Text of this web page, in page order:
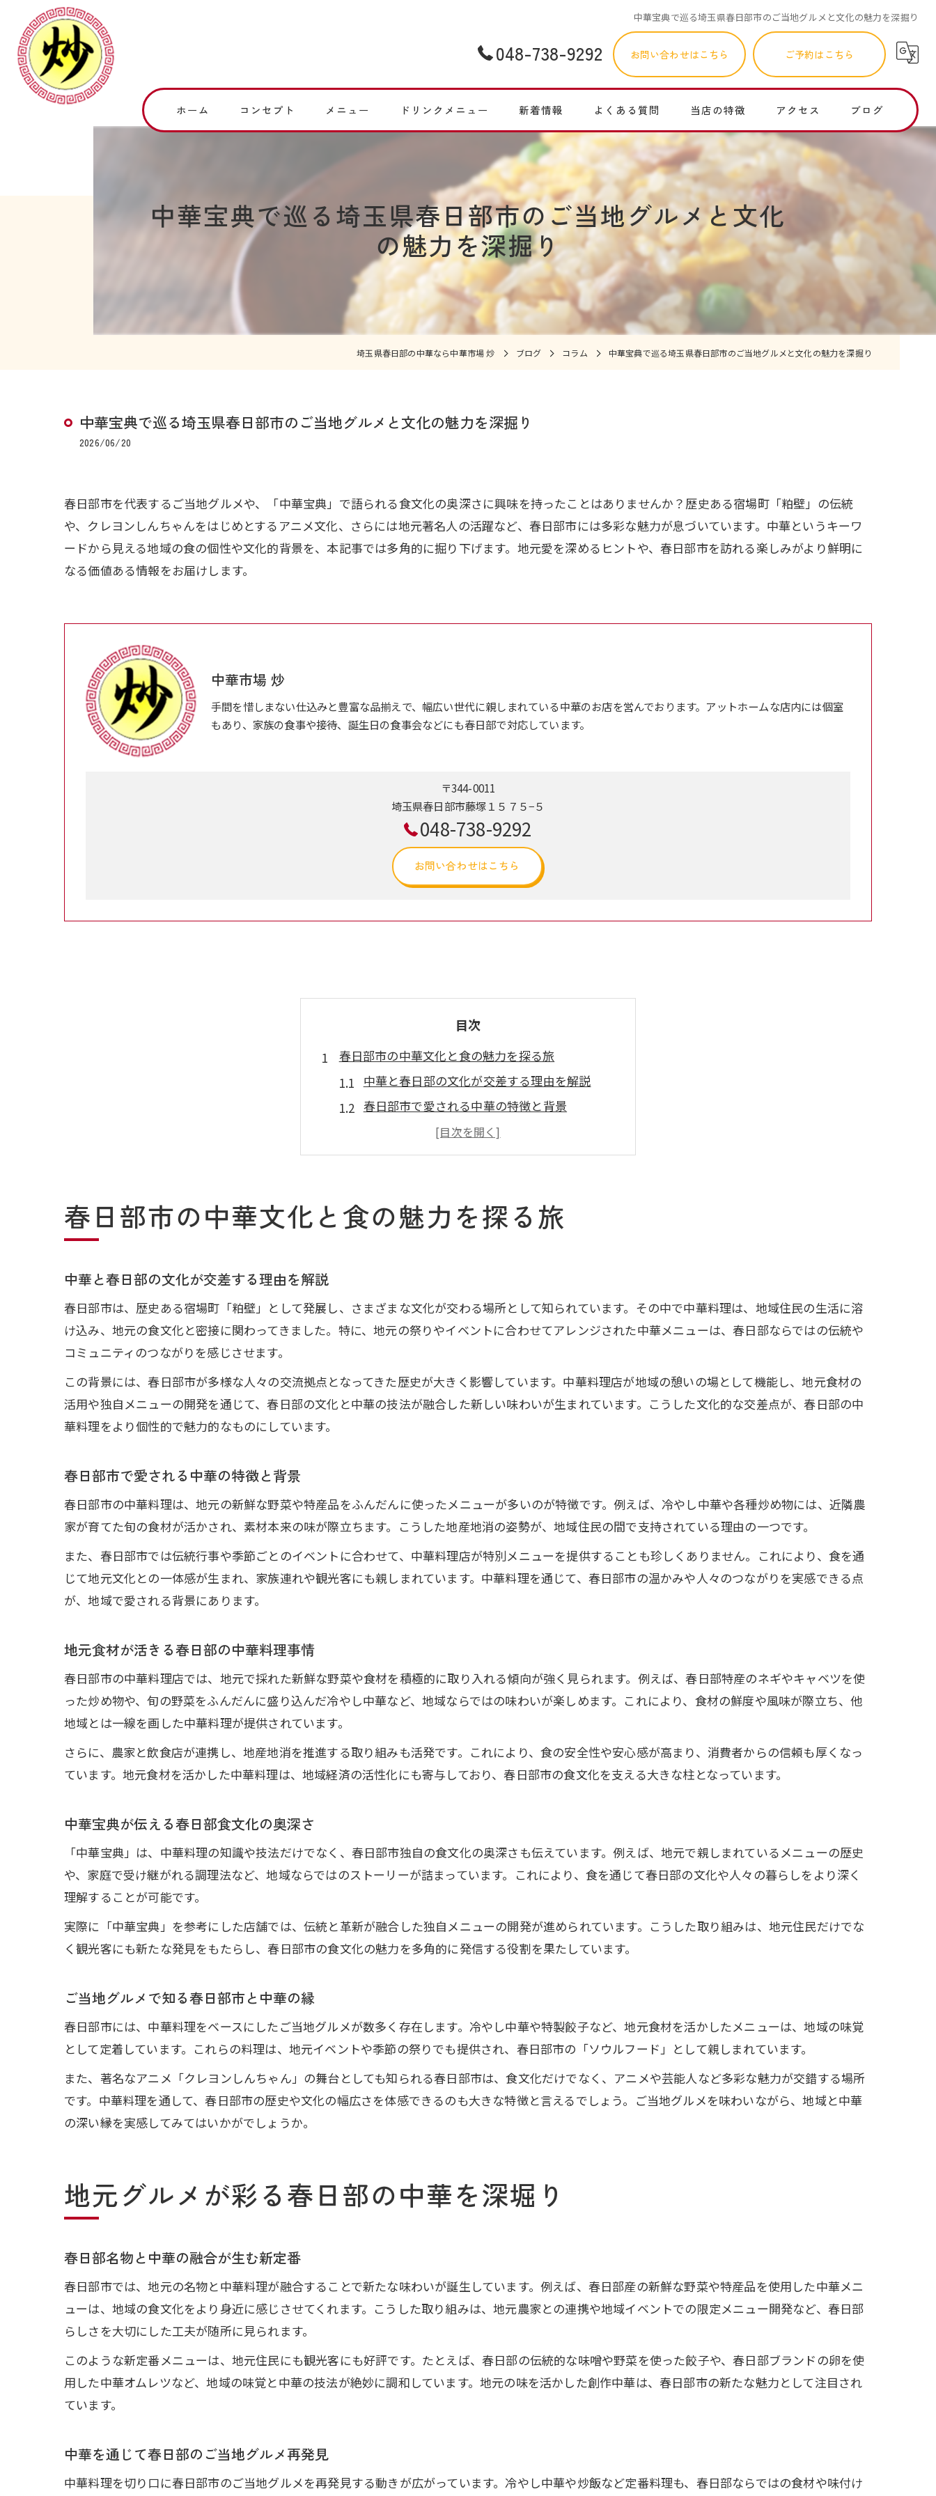
中華宝典で巡る埼玉県春日部市のご当地グルメと文化の魅力を深掘り
048-738-9292 お問い合わせはこちら ご予約はこちら
ホーム コンセプト メニュー ドリンクメニュー 新着情報 よくある質問 当店の特徴
町中華
ランチ
個人店
子連れ
レバニラ
アクセス ブログ
中華宝典で巡る埼玉県春日部市のご当地グルメと文化
の魅力を深掘り
埼玉県春日部の中華なら中華市場 炒 ブログ コラム 中華宝典で巡る埼玉県春日部市のご当地グルメと文化の魅力を深掘り
中華宝典で巡る埼玉県春日部市のご当地グルメと文化の魅力を深掘り
2026/06/20
春日部市を代表するご当地グルメや、「中華宝典」で語られる食文化の奥深さに興味を持ったことはありませんか？歴史ある宿場町「粕壁」の伝統
や、クレヨンしんちゃんをはじめとするアニメ文化、さらには地元著名人の活躍など、春日部市には多彩な魅力が息づいています。中華というキーワ
ードから見える地域の食の個性や文化的背景を、本記事では多角的に掘り下げます。地元愛を深めるヒントや、春日部市を訪れる楽しみがより鮮明に
なる価値ある情報をお届けします。
中華市場 炒
手間を惜しまない仕込みと豊富な品揃えで、幅広い世代に親しまれている中華のお店を営んでおります。アットホームな店内には個室
もあり、家族の食事や接待、誕生日の食事会などにも春日部で対応しています。
〒344-0011
埼玉県春日部市藤塚１５７５−５
048-738-9292
お問い合わせはこちら
目次
春日部市の中華文化と食の魅力を探る旅
中華と春日部の文化が交差する理由を解説
春日部市で愛される中華の特徴と背景
地元食材が活きる春日部の中華料理事情
中華宝典が伝える春日部食文化の奥深さ
地元グルメが彩る春日部の中華を深堀り
春日部名物と中華の融合が生む新定番
春日部の食材が中華に与える影響とは
中華で味わう春日部グルメランキング考察
粕壁の歴史が中華文化に与えた影響を検証
宿場町伝統と中華宝典の接点を探る
アニメや有名人から紐解く春日部市と中華の繋がり
中華料理とアニメ文化の意外な関係性
有名人と中華が彩る春日部の魅力に迫る
地元著名人も愛した春日部の中華文化
多様な春日部グルメに見る中華の進化
春日部の食文化が育む中華料理の工夫
中華宝典で知る春日部の食文化の幅
春日部市民が愛する中華の多様な楽しみ方
春日部で味わう新旧中華の楽しみ方とは
中華料理を通じた春日部の魅力発見旅
現代の感性で楽しむ春日部の中華文化
春日部市の中華文化と食の魅力を探る旅
中華と春日部の文化が交差する理由を解説
春日部市は、歴史ある宿場町「粕壁」として発展し、さまざまな文化が交わる場所として知られています。その中で中華料理は、地域住民の生活に溶
け込み、地元の食文化と密接に関わってきました。特に、地元の祭りやイベントに合わせてアレンジされた中華メニューは、春日部ならではの伝統や
コミュニティのつながりを感じさせます。
この背景には、春日部市が多様な人々の交流拠点となってきた歴史が大きく影響しています。中華料理店が地域の憩いの場として機能し、地元食材の
活用や独自メニューの開発を通じて、春日部の文化と中華の技法が融合した新しい味わいが生まれています。こうした文化的な交差点が、春日部の中
華料理をより個性的で魅力的なものにしています。
春日部市で愛される中華の特徴と背景
春日部市の中華料理は、地元の新鮮な野菜や特産品をふんだんに使ったメニューが多いのが特徴です。例えば、冷やし中華や各種炒め物には、近隣農
家が育てた旬の食材が活かされ、素材本来の味が際立ちます。こうした地産地消の姿勢が、地域住民の間で支持されている理由の一つです。
また、春日部市では伝統行事や季節ごとのイベントに合わせて、中華料理店が特別メニューを提供することも珍しくありません。これにより、食を通
じて地元文化との一体感が生まれ、家族連れや観光客にも親しまれています。中華料理を通じて、春日部市の温かみや人々のつながりを実感できる点
が、地域で愛される背景にあります。
地元食材が活きる春日部の中華料理事情
春日部市の中華料理店では、地元で採れた新鮮な野菜や食材を積極的に取り入れる傾向が強く見られます。例えば、春日部特産のネギやキャベツを使
った炒め物や、旬の野菜をふんだんに盛り込んだ冷やし中華など、地域ならではの味わいが楽しめます。これにより、食材の鮮度や風味が際立ち、他
地域とは一線を画した中華料理が提供されています。
さらに、農家と飲食店が連携し、地産地消を推進する取り組みも活発です。これにより、食の安全性や安心感が高まり、消費者からの信頼も厚くなっ
ています。地元食材を活かした中華料理は、地域経済の活性化にも寄与しており、春日部市の食文化を支える大きな柱となっています。
中華宝典が伝える春日部食文化の奥深さ
「中華宝典」は、中華料理の知識や技法だけでなく、春日部市独自の食文化の奥深さも伝えています。例えば、地元で親しまれているメニューの歴史
や、家庭で受け継がれる調理法など、地域ならではのストーリーが詰まっています。これにより、食を通じて春日部の文化や人々の暮らしをより深く
理解することが可能です。
実際に「中華宝典」を参考にした店舗では、伝統と革新が融合した独自メニューの開発が進められています。こうした取り組みは、地元住民だけでな
く観光客にも新たな発見をもたらし、春日部市の食文化の魅力を多角的に発信する役割を果たしています。
ご当地グルメで知る春日部市と中華の縁
春日部市には、中華料理をベースにしたご当地グルメが数多く存在します。冷やし中華や特製餃子など、地元食材を活かしたメニューは、地域の味覚
として定着しています。これらの料理は、地元イベントや季節の祭りでも提供され、春日部市の「ソウルフード」として親しまれています。
また、著名なアニメ「クレヨンしんちゃん」の舞台としても知られる春日部市は、食文化だけでなく、アニメや芸能人など多彩な魅力が交錯する場所
です。中華料理を通して、春日部市の歴史や文化の幅広さを体感できるのも大きな特徴と言えるでしょう。ご当地グルメを味わいながら、地域と中華
の深い縁を実感してみてはいかがでしょうか。
地元グルメが彩る春日部の中華を深堀り
春日部名物と中華の融合が生む新定番
春日部市では、地元の名物と中華料理が融合することで新たな味わいが誕生しています。例えば、春日部産の新鮮な野菜や特産品を使用した中華メニ
ューは、地域の食文化をより身近に感じさせてくれます。こうした取り組みは、地元農家との連携や地域イベントでの限定メニュー開発など、春日部
らしさを大切にした工夫が随所に見られます。
このような新定番メニューは、地元住民にも観光客にも好評です。たとえば、春日部の伝統的な味噌や野菜を使った餃子や、春日部ブランドの卵を使
用した中華オムレツなど、地域の味覚と中華の技法が絶妙に調和しています。地元の味を活かした創作中華は、春日部市の新たな魅力として注目され
ています。
中華を通じて春日部のご当地グルメ再発見
中華料理を切り口に春日部市のご当地グルメを再発見する動きが広がっています。冷やし中華や炒飯など定番料理も、春日部ならではの食材や味付け
ご予約はこちら
ご予約はこちら